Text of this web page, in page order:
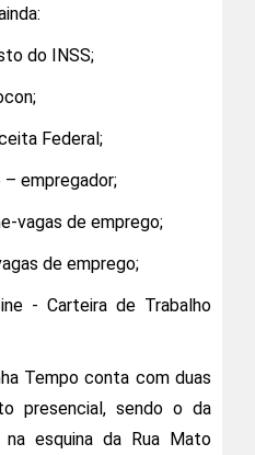
do INSS;
Federal;
empregador;
vagas de emprego;
de emprego;
- Carteira de Trabalho
Tempo conta com duas
presencial, sendo o da
na esquina da Rua Mato